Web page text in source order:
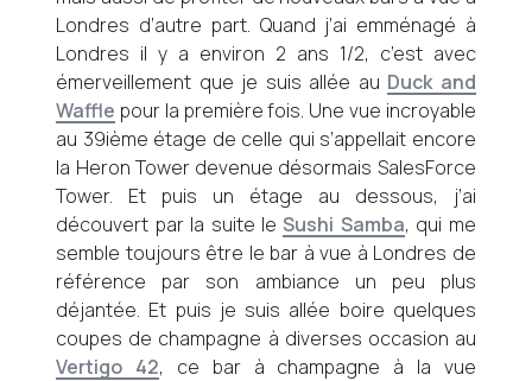
Londres d’autre part. Quand j’ai emménagé à
Londres il y a environ 2 ans 1/2, c’est avec
émerveillement que je suis allée au Duck and
Waffle pour la première fois. Une vue incroyable
au 39ième étage de celle qui s’appellait encore
la Heron Tower devenue désormais SalesForce
Tower. Et puis un étage au dessous, j’ai
découvert par la suite leSushi Samba, qui me
semble toujours être le bar à vue à Londres de
référence par son ambiance un peu plus
déjantée. Et puis je suis allée boire quelques
coupes de champagne à diverses occasion au
Vertigo 42, ce bar à champagne à la vue